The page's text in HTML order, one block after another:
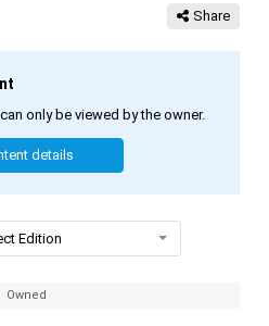
Share
only be viewed by the owner.
details
Edition
Owned